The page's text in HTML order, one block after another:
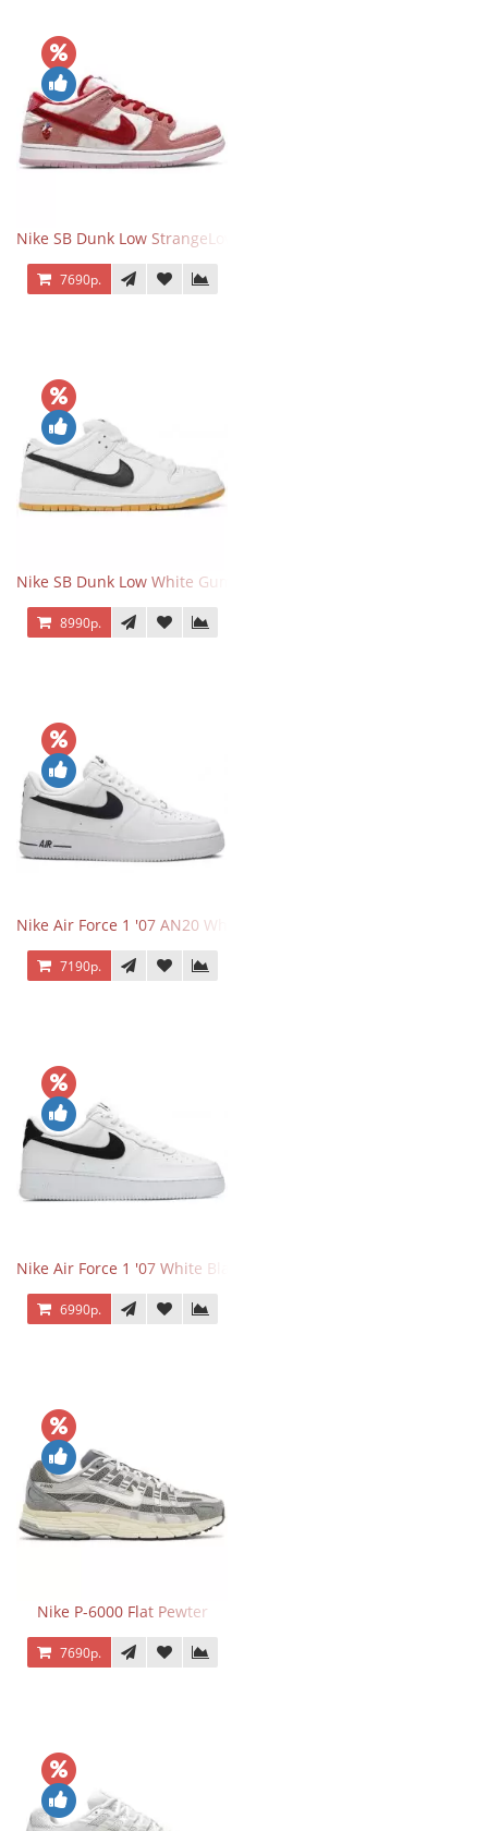
Nike SB Dunk Low StrangeLove Valentine's Day
7690р.
Nike SB Dunk Low White Gum
8990р.
Nike Air Force 1 '07 AN20 White Black
7190р.
Nike Air Force 1 '07 White Black
6990р.
Nike P-6000 Flat Pewter
7690р.